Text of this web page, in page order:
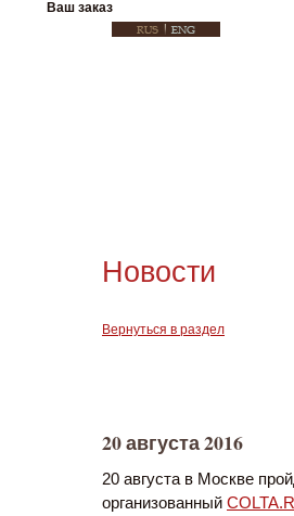
Ваш заказ
Новости
Вернуться в раздел
20 августа 2016
20 августа в Москве
организованный